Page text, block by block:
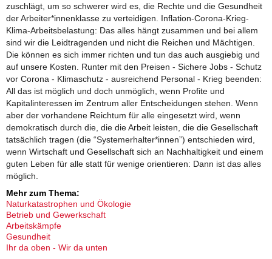
zuschlägt, um so schwerer wird es, die Rechte und die Gesundheit
der Arbeiter*innenklasse zu verteidigen. Inflation-Corona-Krieg-
Klima-Arbeitsbelastung: Das alles hängt zusammen und bei allem
sind wir die Leidtragenden und nicht die Reichen und Mächtigen.
Die können es sich immer richten und tun das auch ausgiebig und
auf unsere Kosten. Runter mit den Preisen - Sichere Jobs - Schutz
vor Corona - Klimaschutz - ausreichend Personal - Krieg beenden:
All das ist möglich und doch unmöglich, wenn Profite und
Kapitalinteressen im Zentrum aller Entscheidungen stehen. Wenn
aber der vorhandene Reichtum für alle eingesetzt wird, wenn
demokratisch durch die, die die Arbeit leisten, die die Gesellschaft
tatsächlich tragen (die “Systemerhalter*innen”) entschieden wird,
wenn Wirtschaft und Gesellschaft sich an Nachhaltigkeit und einem
guten Leben für alle statt für wenige orientieren: Dann ist das alles
möglich.
Mehr zum Thema:
Naturkatastrophen und Ökologie
Betrieb und Gewerkschaft
Arbeitskämpfe
Gesundheit
Ihr da oben - Wir da unten